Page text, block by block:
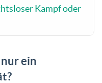
Kampf oder
ein